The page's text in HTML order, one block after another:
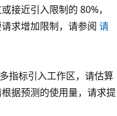
接近引入限制的 80%，
求增加限制，请参阅 请
指标引入工作区，请估算
据预测的使用量，请求提